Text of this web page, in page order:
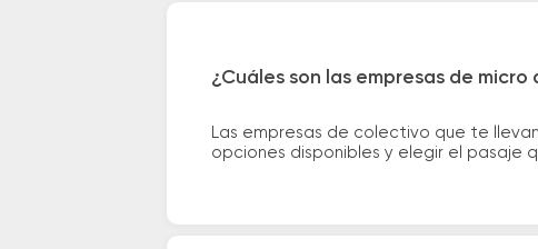
¿Cuáles son las empresas de
Las empresas de colectivo que te
opciones disponibles y elegir el pasaje